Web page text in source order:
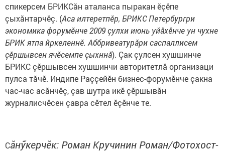
спикерсем БРИКСăн аталанса пыракан ӗçӗпе
çыхăнтарчӗç. (Аса илтеретпӗр, БРИКС Петербургри
экономика форумӗнче 2009 çулхи июнь уйăхӗнче ун чухне
БРИК ятпа йркеленнӗ. Аббривеатурăри саспаллисем
çӗршывсен ячӗсемпе çыхннă). Çак çулсен хушшинче
БРИКС çӗршывсен хушшинчи авторитетлă организаци
пулса тăчӗ. Индипе Раççейӗн бизнес-форумӗнче çакна
час-час асăнчӗç, çав шутра икӗ çӗршывăн
журналисчӗсен çавра сӗтел ӗçӗнче те.
Сăнӳкерчӗк: Роман Кручинин Роман/Фотохост-